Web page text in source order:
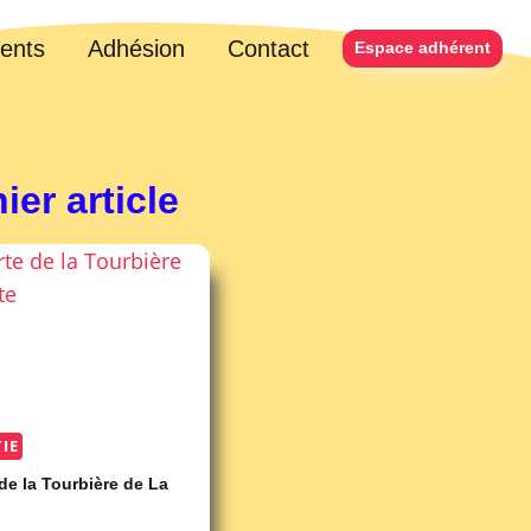
Adhésion Contact Espace adhérent
article
la Tourbière de La